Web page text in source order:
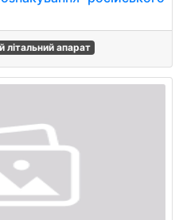
літальний апарат